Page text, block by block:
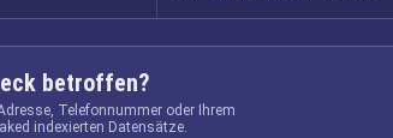
betroffen?
Telefonnummer oder Ihrem
indexierten Datensätze.